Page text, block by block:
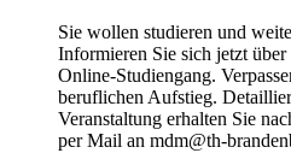
Sie wollen studieren und
Informieren Sie sich jetzt über
Online-Studiengang.
beruflichen Aufstieg.
Veranstaltung erhalten Sie
per Mail an mdm@th-